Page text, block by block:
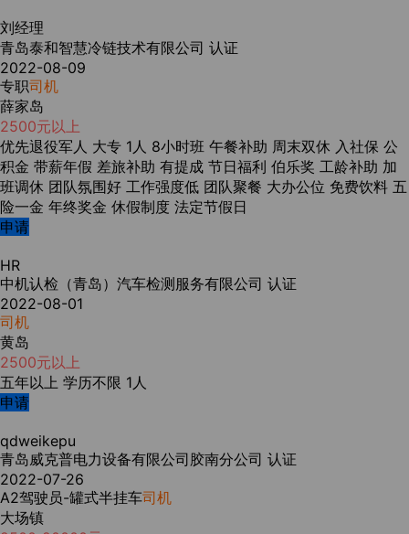
刘经理
青岛泰和智慧冷链技术有限公司 认证
2022-08-09
专职司机
薛家岛
2500元以上
优先退役军人 大专 1人 8小时班 午餐补助 周末双休 入社保 公
积金 带薪年假 差旅补助 有提成 节日福利 伯乐奖 工龄补助 加
班调休 团队氛围好 工作强度低 团队聚餐 大办公位 免费饮料 五
险一金 年终奖金 休假制度 法定节假日
申请
HR
中机认检（青岛）汽车检测服务有限公司 认证
2022-08-01
司机
黄岛
2500元以上
五年以上 学历不限 1人
申请
qdweikepu
青岛威克普电力设备有限公司胶南分公司 认证
2022-07-26
A2驾驶员-罐式半挂车司机
大场镇